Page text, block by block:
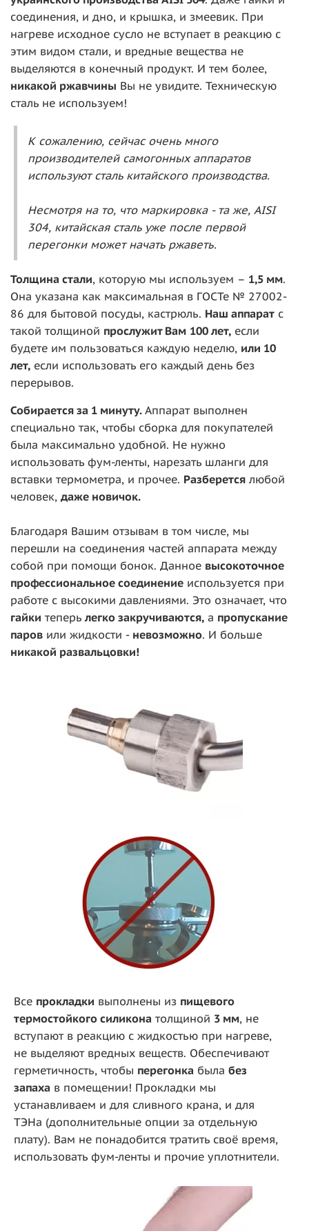
соединения, и дно, и крышка, и змеевик. При
нагреве исходное сусло не вступает в реакцию с
этим видом стали, и вредные вещества не
выделяются в конечный продукт. И тем более,
никакой ржавчины Вы не увидите. Техническую
сталь не используем!
К сожалению, сейчас очень много
производителей самогонных аппаратов
используют сталь китайского производства.
Несмотря на то, что маркировка - та же, AISI
304, китайская сталь уже после первой
перегонки может начать ржаветь.
Толщина стали, которую мы используем – 1,5 мм.
Она указана как максимальная в ГОСТе № 27002-
86 для бытовой посуды, кастрюль. Наш аппарат с
такой толщиной прослужит Вам 100 лет, если
будете им пользоваться каждую неделю, или 10
лет, если использовать его каждый день без
перерывов.
Собирается за 1 минуту. Аппарат выполнен
специально так, чтобы сборка для покупателей
была максимально удобной. Не нужно
использовать фум-ленты, нарезать шланги для
вставки термометра, и прочее. Разберется любой
человек, даже новичок.
Благодаря Вашим отзывам в том числе, мы
перешли на соединения частей аппарата между
собой при помощи бонок. Данное высокоточное
профессиональное соединение используется при
работе с высокими давлениями. Это означает, что
гайки теперь легко закручиваются, а пропускание
паров или жидкости - невозможно. И больше
никакой развальцовки!
Все прокладки выполнены из пищевого
термостойкого силикона толщиной 3 мм, не
вступают в реакцию с жидкостью при нагреве,
не выделяют вредных веществ. Обеспечивают
герметичность, чтобы перегонка была без
запаха в помещении! Прокладки мы
устанавливаем и для сливного крана, и для
ТЭНа (дополнительные опции за отдельную
плату). Вам не понадобится тратить своё время,
использовать фум-ленты и прочие уплотнители.